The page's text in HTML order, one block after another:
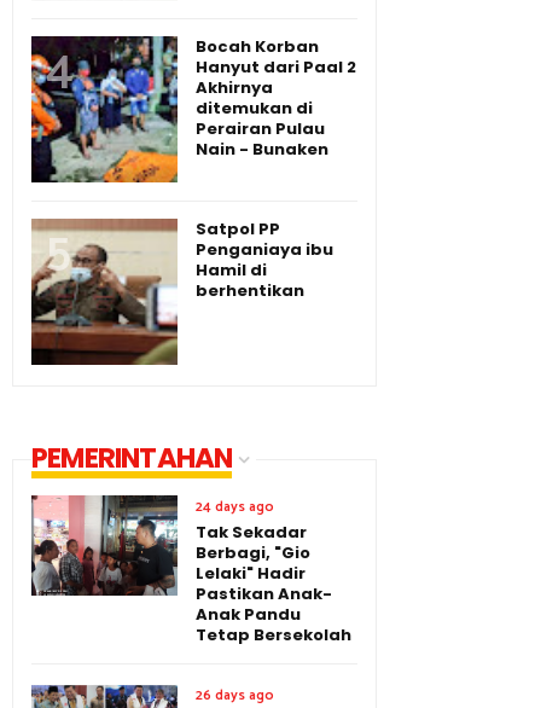
Bocah Korban
Hanyut dari Paal 2
Akhirnya
ditemukan di
Perairan Pulau
Nain - Bunaken
Satpol PP
Penganiaya ibu
Hamil di
berhentikan
PEMERINTAHAN
24 days ago
Tak Sekadar
Berbagi, "Gio
Lelaki" Hadir
Pastikan Anak-
Anak Pandu
Tetap Bersekolah
26 days ago